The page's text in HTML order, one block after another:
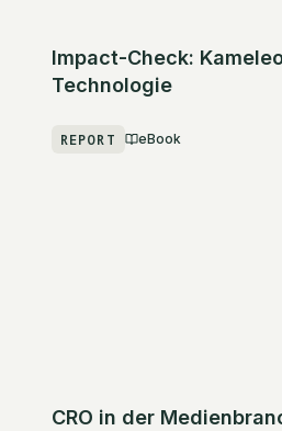
Impact-Check:
Technologie
REPORT eBook
CRO in der